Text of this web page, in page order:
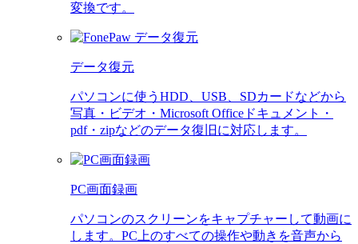
変換です。
データ復元
パソコンに使うHDD、USB、SDカードなどから
写真・ビデオ・Microsoft Officeドキュメント・
pdf・zipなどのデータ復旧に対応します。
PC画面録画
パソコンのスクリーンをキャプチャーして動画に
します。PC上のすべての操作や動きを音声から